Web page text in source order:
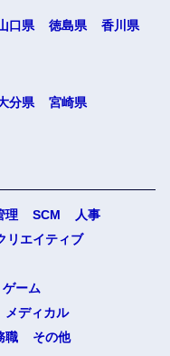
口県 徳島県
香川県
分県
宮崎県
理 SCM
人事
リエイティブ
ーム
メディカル
職 その他